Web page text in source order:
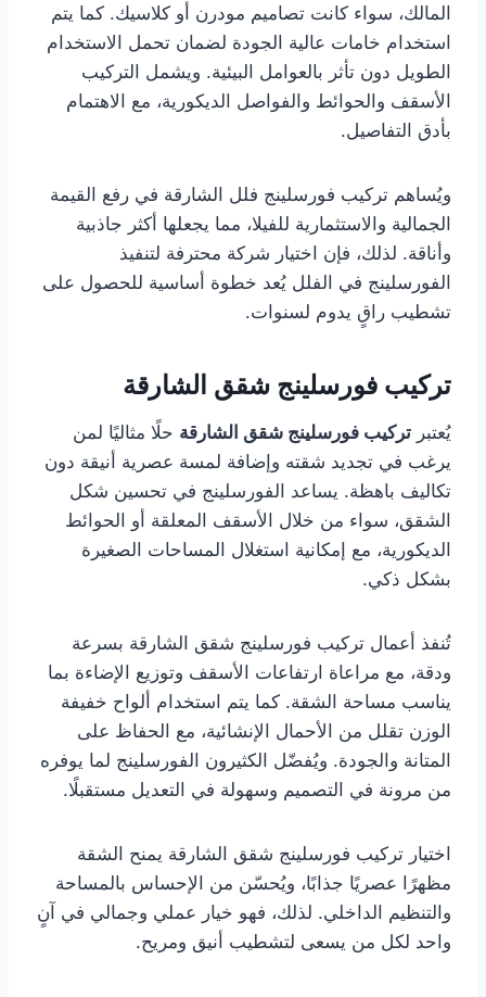
المالك، سواء كانت تصاميم مودرن أو كلاسيك. كما يتم
استخدام خامات عالية الجودة لضمان تحمل الاستخدام
الطويل دون تأثر بالعوامل البيئية. ويشمل التركيب
الأسقف والحوائط والفواصل الديكورية، مع الاهتمام
بأدق التفاصيل.
ويُساهم تركيب فورسلينج فلل الشارقة في رفع القيمة
الجمالية والاستثمارية للفيلا، مما يجعلها أكثر جاذبية
وأناقة. لذلك، فإن اختيار شركة محترفة لتنفيذ
الفورسلينج في الفلل يُعد خطوة أساسية للحصول على
تشطيب راقٍ يدوم لسنوات.
تركيب فورسلينج شقق الشارقة
يُعتبر تركيب فورسلينج شقق الشارقة حلًا مثاليًا لمن
يرغب في تجديد شقته وإضافة لمسة عصرية أنيقة دون
تكاليف باهظة. يساعد الفورسلينج في تحسين شكل
الشقق، سواء من خلال الأسقف المعلقة أو الحوائط
الديكورية، مع إمكانية استغلال المساحات الصغيرة
بشكل ذكي.
تُنفذ أعمال تركيب فورسلينج شقق الشارقة بسرعة
ودقة، مع مراعاة ارتفاعات الأسقف وتوزيع الإضاءة بما
يناسب مساحة الشقة. كما يتم استخدام ألواح خفيفة
الوزن تقلل من الأحمال الإنشائية، مع الحفاظ على
المتانة والجودة. ويُفضّل الكثيرون الفورسلينج لما يوفره
من مرونة في التصميم وسهولة في التعديل مستقبلًا.
اختيار تركيب فورسلينج شقق الشارقة يمنح الشقة
مظهرًا عصريًا جذابًا، ويُحسّن من الإحساس بالمساحة
والتنظيم الداخلي. لذلك، فهو خيار عملي وجمالي في آنٍ
واحد لكل من يسعى لتشطيب أنيق ومريح.